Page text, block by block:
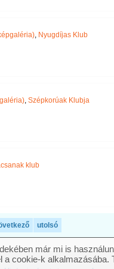
, Nyugdíjas Klub
, Szépkorúak Klubja
klub
utolsó
már mi is
cookie-k alkalmazásába.